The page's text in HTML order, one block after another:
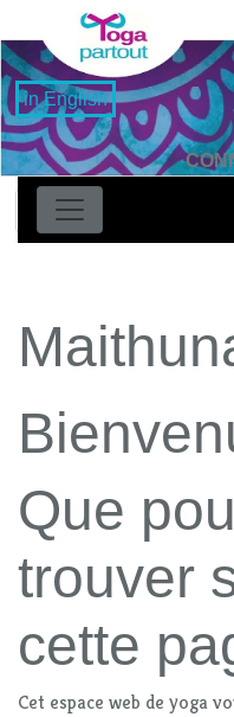
in English
Find
Que
trouver
cette
Cet espace web de yoga